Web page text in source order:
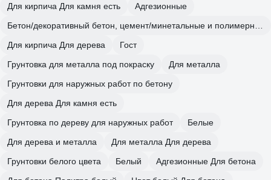
Для кирпича Для камня есть
Адгезионные
Для кирпича Для дерева
Гост
Грунтовка для металла под покраску
Для металла
Грунтовки для наружных работ по бетону
Для дерева Для камня есть
Грунтовка по дереву для наружных работ
Белые
Для дерева и металла
Для металла Для дерева
Грунтовки белого цвета
Белый
Адгезионные Для бетона